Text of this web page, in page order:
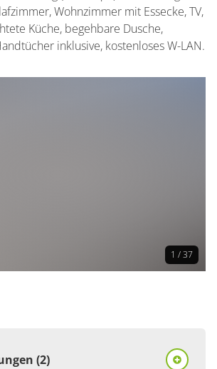
Wohnzimmer mit Essecke, TV,
Küche, begehbare Dusche,
inklusive, kostenloses W-LAN.
1 / 37
(2)